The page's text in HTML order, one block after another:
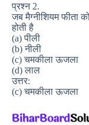
प्रश्न 2.
जब मैग्नीशियम फीता
होती है
(a) पीली
(b) नीली
(c) चमकीला ऊजला
(d) लाल
उत्तर:
(c) चमकीला ऊजला